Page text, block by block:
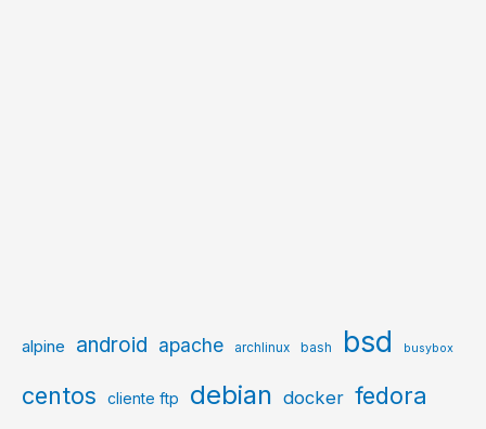
alpine android apache archlinux bash bsd busybox
centos cliente ftp debian docker fedora